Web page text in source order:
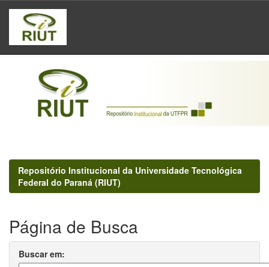
Skip
navigation
Repositório Institucional da Universidade Tecnológica
Federal do Paraná (RIUT)
Página de Busca
Buscar em: